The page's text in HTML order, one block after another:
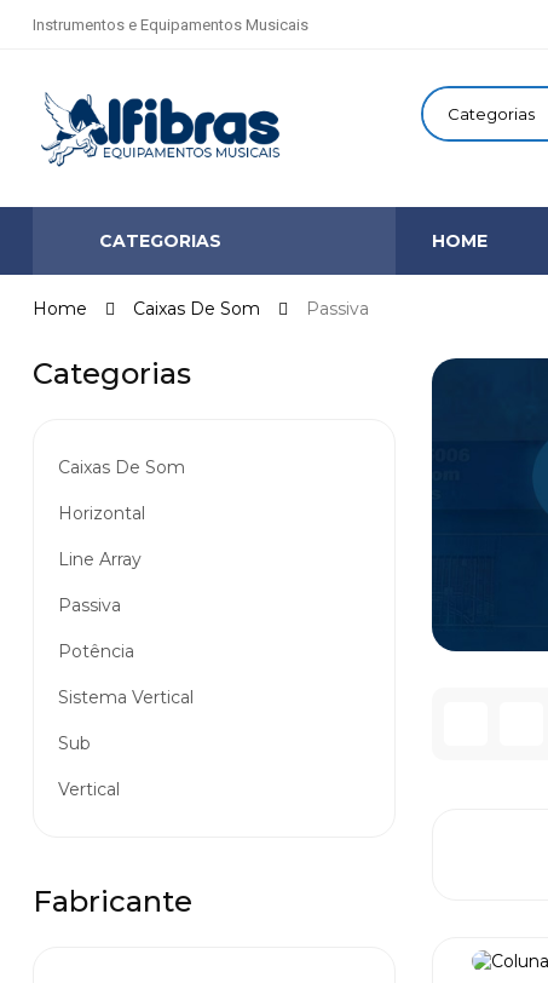
Instrumentos e Equipamentos Musicais
CATEGORIAS HOME
Home Caixas De Som Passiva
Categorias
Caixas De Som
Horizontal
Line Array
Passiva
Potência
Sistema Vertical
Sub
Vertical
Fabricante